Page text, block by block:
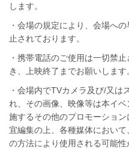
します。
・会場の規定により、会場へ
止されております。
・携帯電話のご使用は一切禁
き、上映終了までお願いします
・会場内でTVカメラ及び/又は
れ、その画像、映像等は本イ
施するその他のプロモーショ
宜編集の上、各種媒体におい
の方法により使用される可能性